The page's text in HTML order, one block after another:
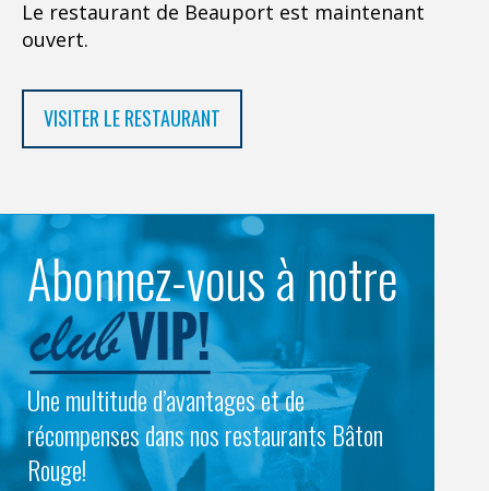
Le restaurant de Beauport est maintenant
ouvert.
VISITER LE RESTAURANT
Abonnez-vous à notre
Une multitude d’avantages et de
récompenses dans nos restaurants Bâton
Rouge!